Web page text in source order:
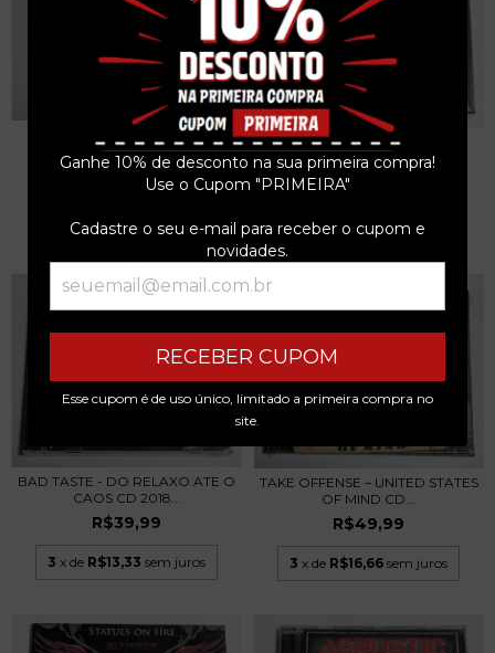
Ganhe 10% de desconto na sua primeira compra!
Use o Cupom "PRIMEIRA"
Cadastre o seu e-mail para receber o cupom e
novidades.
RECEBER CUPOM
Esse cupom é de uso único, limitado a primeira compra no
site.
OVERLIFE INC. – AB INITIO CD
2004 LACRAD...
R$39,99
BRIGADA DO ÓDIO –
DIÁSPORA CD 2022 LACRA...
R$39,99
3 x deR$13,33 sem juros
BAD TASTE - DO RELAXO ATE O
CAOS CD 2018...
R$39,99
3 x de R$13,33 sem juros
TAKE OFFENSE – UNITED STATES
OF MIND CD...
R$49,99
3 x de R$16,66 sem juros